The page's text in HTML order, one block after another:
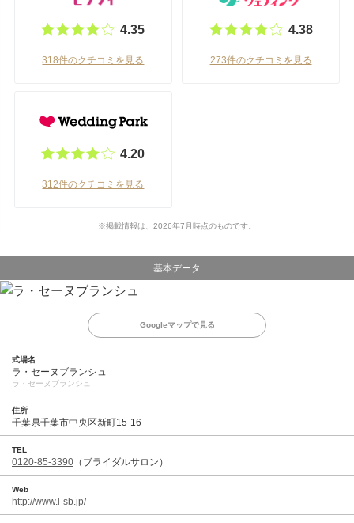
4.35
318件のクチコミを見る
4.38
273件のクチコミを見る
4.20
312件のクチコミを見る
※掲載情報は、2026年7月時点のものです。
基本データ
Googleマップで見る
式場名
ラ・セーヌブランシュ
ラ・セーヌブランシュ
住所
千葉県千葉市中央区新町15-16
TEL
0120-85-3390 （ブライダルサロン）
Web
http://www.l-sb.jp/